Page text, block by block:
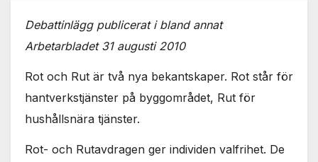
Debattinlägg publicerat i bland annat
Arbetarbladet 31 augusti 2010
Rot och Rut är två nya bekantskaper. Rot står för
hantverkstjänster på byggområdet, Rut för
hushållsnära tjänster.
Rot- och Rutavdragen ger individen valfrihet. De